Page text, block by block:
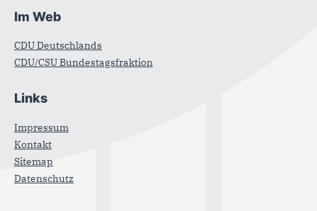
Im Web
CDU Deutschlands
CDU/CSU Bundestagsfraktion
Links
Impressum
Kontakt
Sitemap
Datenschutz